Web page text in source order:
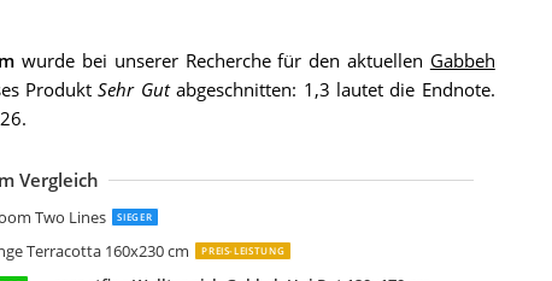
wurde bei unserer Recherche für den aktuellen Gabbeh
ProduktSehr Gutabgeschnitten: 1,3 lautet die Endnote.
Vergleich
Two Lines SIEGER
Terracotta 160x230 cm PREIS-LEISTUNG
Wollteppich Gabbeh Don Multi 160x230 cm
Gabbeh Teppich Naturfarben beige 170X249 cm 100% Wolle Handgeknüpft
Morgenland Gabbeh Teppich 300 x 200 cm
Theko Natur Teppich Indo Gabbeh Esta Bunt Felder in 6 Größen
Wollteppich Gabbeh Uni Türkis 160x230 cm
Theko Natur Teppich Indo Gabbeh Ella Mint
Pergamon Natur Teppich Indo Nepal Gabbeh Shiva Türkis Rund in 3 Größen